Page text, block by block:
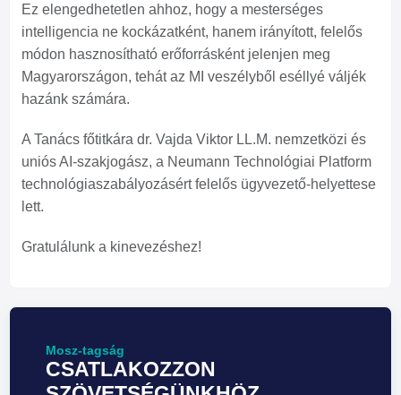
Ez elengedhetetlen ahhoz, hogy a mesterséges
intelligencia ne kockázatként, hanem irányított, felelős
módon hasznosítható erőforrásként jelenjen meg
Magyarországon, tehát az MI veszélyből eséllyé váljék
hazánk számára.
A Tanács főtitkára dr. Vajda Viktor LL.M. nemzetközi és
uniós AI-szakjogász, a Neumann Technológiai Platform
technológiaszabályozásért felelős ügyvezető-helyettese
lett.
Gratulálunk a kinevezéshez!
Mosz-tagság
CSATLAKOZZON